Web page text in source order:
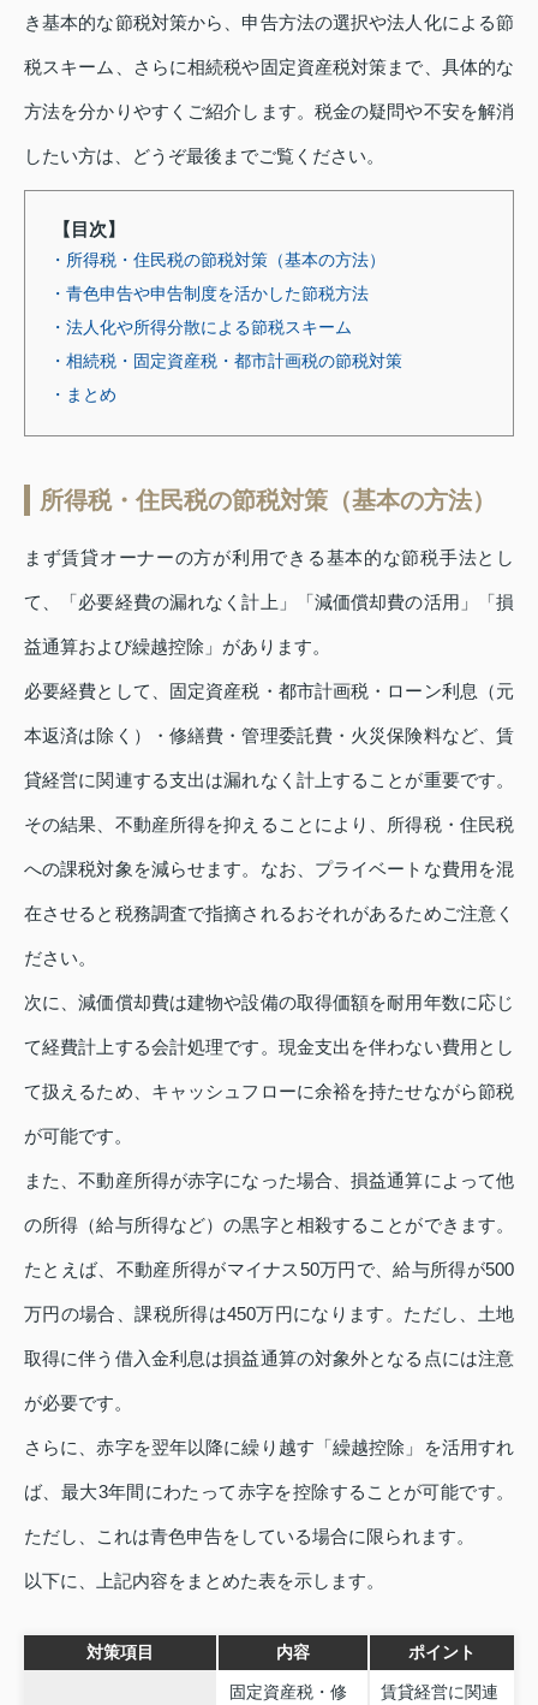
き基本的な節税対策から、申告方法の選択や法人化による節
税スキーム、さらに相続税や固定資産税対策まで、具体的な
方法を分かりやすくご紹介します。税金の疑問や不安を解消
したい方は、どうぞ最後までご覧ください。
【目次】
・所得税・住民税の節税対策（基本の方法）
・青色申告や申告制度を活かした節税方法
・法人化や所得分散による節税スキーム
・相続税・固定資産税・都市計画税の節税対策
・まとめ
所得税・住民税の節税対策（基本の方法）
まず賃貸オーナーの方が利用できる基本的な節税手法とし
て、「必要経費の漏れなく計上」「減価償却費の活用」「損
益通算および繰越控除」があります。
必要経費として、固定資産税・都市計画税・ローン利息（元
本返済は除く）・修繕費・管理委託費・火災保険料など、賃
貸経営に関連する支出は漏れなく計上することが重要です。
その結果、不動産所得を抑えることにより、所得税・住民税
への課税対象を減らせます。なお、プライベートな費用を混
在させると税務調査で指摘されるおそれがあるためご注意く
ださい。
次に、減価償却費は建物や設備の取得価額を耐用年数に応じ
て経費計上する会計処理です。現金支出を伴わない費用とし
て扱えるため、キャッシュフローに余裕を持たせながら節税
が可能です。
また、不動産所得が赤字になった場合、損益通算によって他
の所得（給与所得など）の黒字と相殺することができます。
たとえば、不動産所得がマイナス50万円で、給与所得が500
万円の場合、課税所得は450万円になります。ただし、土地
取得に伴う借入金利息は損益通算の対象外となる点には注意
が必要です。
さらに、赤字を翌年以降に繰り越す「繰越控除」を活用すれ
ば、最大3年間にわたって赤字を控除することが可能です。
ただし、これは青色申告をしている場合に限られます。
以下に、上記内容をまとめた表を示します。
対策項目 内容 ポイント
固定資産税・修
賃貸経営に関連